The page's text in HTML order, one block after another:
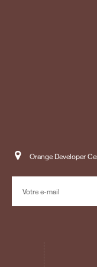
Orange Developer